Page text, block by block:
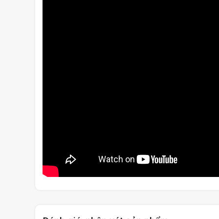
hiệu suất lên 28%, cho sức mạnh xử lý và đồ họa